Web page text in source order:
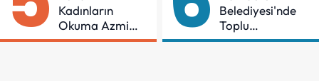
Kadınların
Okuma Azmi
Örnek Oldu
Belediyesi'nde
Toplu
Sözleşmeye